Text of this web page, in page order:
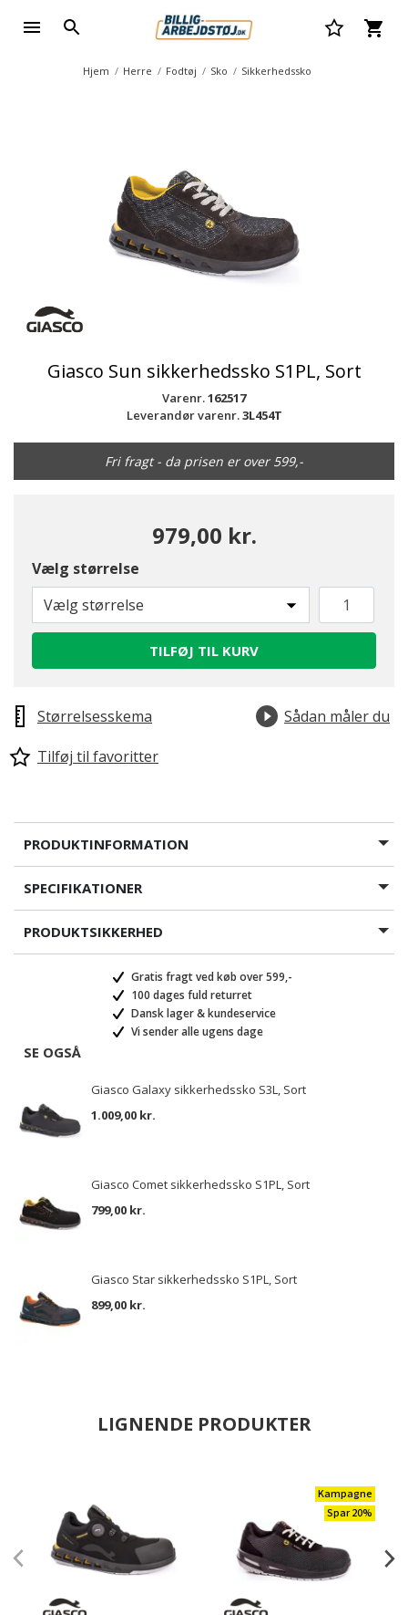
Hjem Herre Fodtøj Sko Sikkerhedssko
Giasco Sun sikkerhedssko S1PL, Sort
Varenr.162517
Leverandør varenr.3L454T
Fri fragt - da prisen er over 599,-
979,00 kr.
Vælg størrelse
Vælg størrelse
TILFØJ TIL KURV
Størrelsesskema
Sådan måler du
Tilføj til favoritter
PRODUKTINFORMATION
SPECIFIKATIONER
PRODUKTSIKKERHED
Gratis fragt ved køb over 599,-
100 dages fuld returret
Dansk lager & kundeservice
Vi sender alle ugens dage
SE OGSÅ
Giasco Galaxy sikkerhedssko S3L, Sort
1.009,00 kr.
Giasco Comet sikkerhedssko S1PL, Sort
799,00 kr.
Giasco Star sikkerhedssko S1PL, Sort
899,00 kr.
LIGNENDE PRODUKTER
Kampagne
Spar 20%